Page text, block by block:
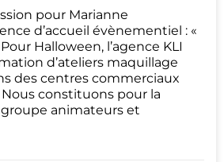
pour Marianne
d’accueil évènementiel : «
Halloween, l’agence KLI
d’ateliers maquillage
des centres commerciaux
Nous constituons pour la
animateurs et